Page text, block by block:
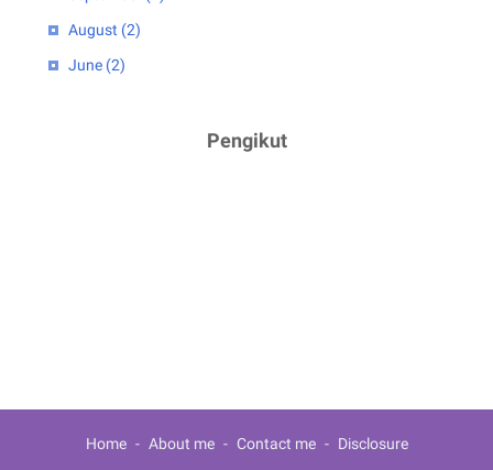
August (2)
June (2)
February
(1)
Pengikut
Home About me Contact me Disclosure